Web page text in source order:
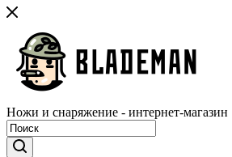
Ножи и снаряжение - интернет-магазин